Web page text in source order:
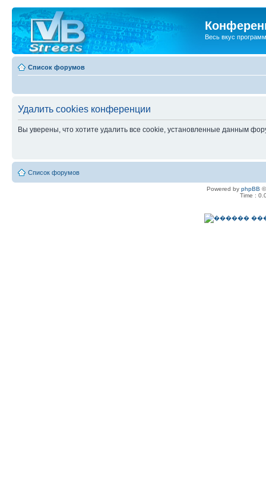
Весь вкус
Список форумов
Удалить cookies конференции
Вы уверены, что хотите удалить все cookie, установленные данным
Список форумов
Powered by phpBB
Time :